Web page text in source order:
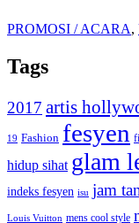
PROMOSI / ACARA,
Tags
2017 artis
19 Fashion fesyen
hidup sihat glam
indeks fesyen isu jam
Louis Vuitton mens cool style